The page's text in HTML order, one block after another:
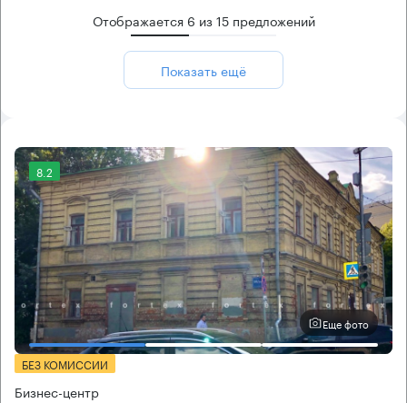
Отображается 6 из15предложений
Показать ещё
8.2
Еще фото
БЕЗ КОМИССИИ
Бизнес-центр